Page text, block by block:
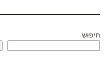
חיפוש